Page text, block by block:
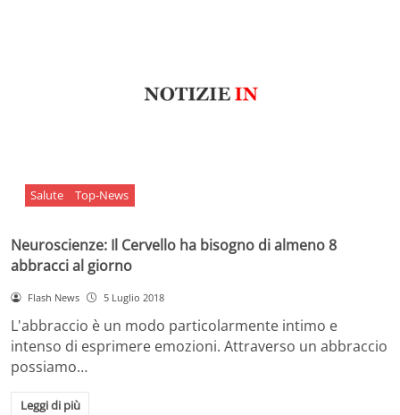
Salute Top-News
Neuroscienze: Il Cervello ha bisogno di almeno 8
abbracci al giorno
Flash News 5 Luglio 2018
L'abbraccio è un modo particolarmente intimo e
intenso di esprimere emozioni. Attraverso un abbraccio
possiamo…
Leggi di più